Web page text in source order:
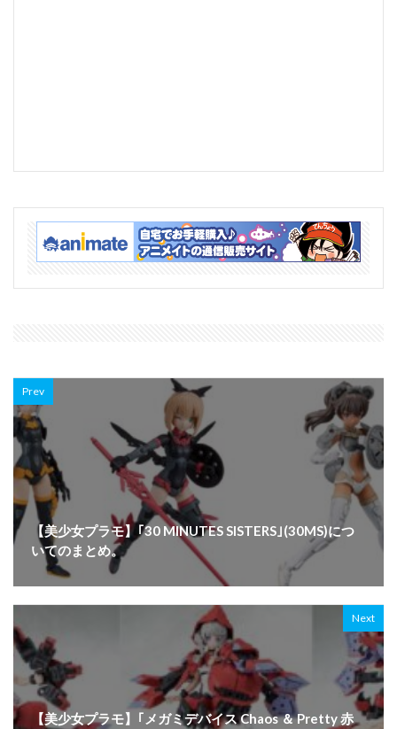
Prev
【美少女プラモ】｢30 MINUTES SISTERS｣(30MS)につ
いてのまとめ。
Next
【美少女プラモ】｢メガミデバイス Chaos ＆ Pretty 赤